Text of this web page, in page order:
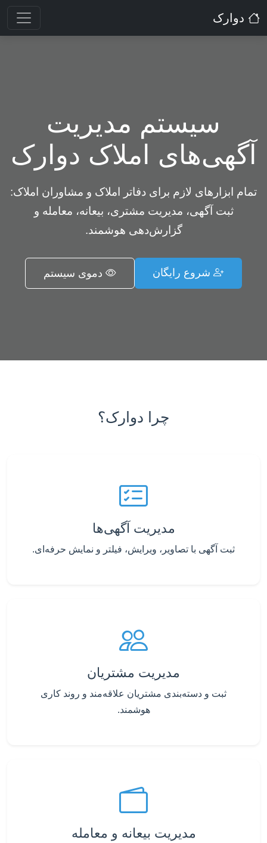
دوارک
سیستم مدیریت
آگهی‌های املاک دوارک
تمام ابزارهای لازم برای دفاتر املاک و مشاوران املاک:
ثبت آگهی، مدیریت مشتری، بیعانه، معامله و
گزارش‌دهی هوشمند.
شروع رایگان دموی سیستم
چرا دوارک؟
مدیریت آگهی‌ها
ثبت آگهی با تصاویر، ویرایش، فیلتر و نمایش حرفه‌ای.
مدیریت مشتریان
ثبت و دسته‌بندی مشتریان علاقه‌مند و روند کاری
هوشمند.
مدیریت بیعانه و معامله